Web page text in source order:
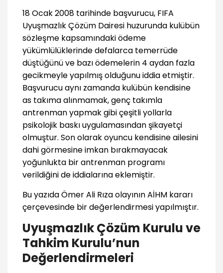
18 Ocak 2008 tarihinde başvurucu, FIFA
Uyuşmazlık Çözüm Dairesi huzurunda kulübün
sözleşme kapsamındaki ödeme
yükümlülüklerinde defalarca temerrüde
düştüğünü ve bazı ödemelerin 4 aydan fazla
gecikmeyle yapılmış olduğunu iddia etmiştir.
Başvurucu aynı zamanda kulübün kendisine
as takıma alınmamak, genç takımla
antrenman yapmak gibi çeşitli yollarla
psikolojik baskı uygulamasından şikayetçi
olmuştur. Son olarak oyuncu kendisine ailesini
dahi görmesine imkan bırakmayacak
yoğunlukta bir antrenman programı
verildiğini de iddialarına eklemiştir.
Bu yazıda Ömer Ali Rıza olayının AİHM kararı
çerçevesinde bir değerlendirmesi yapılmıştır.
Uyuşmazlık Çözüm Kurulu ve
Tahkim Kurulu’nun
Değerlendirmeleri